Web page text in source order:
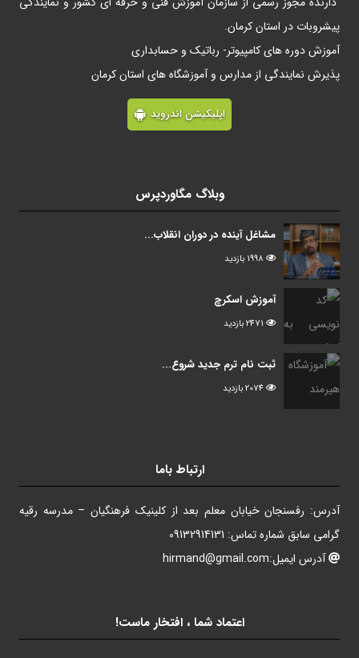
پیشروبات در استان کرمان.
آموزش دوره های کامپیوتر- رباتیک و حسابداری
پذیرش نمایندگی از مدارس و آموزشگاه های استان کرمان
اپلیکیشن اندروید
وبلاگ مگاوردپرس
مشاغل آینده در دوران انقلاب...
1998 بازدید
آموزش اسکرچ
2471 بازدید
ثبت نام ترم جدید شروع...
2074 بازدید
ارتباط باما
آدرس: رفسنجان خیابان معلم بعد از کلینیک فرهنگیان – مدرسه رقیه
گرامی سابق شماره تماس: 09132914131
آدرس ایمیل:hirmand@gmail.com
اعتماد شما ، افتخار ماست!